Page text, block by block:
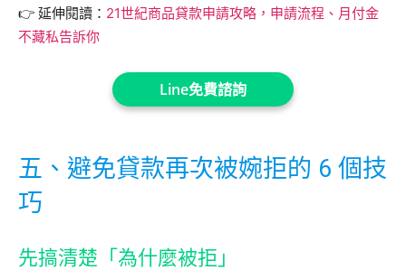
👉 延伸閱讀： 21世紀商品貸款申請攻略，申請流程、月付金
不藏私告訴你
Line免費諮詢
五、避免貸款再次被婉拒的 6 個技
巧
先搞清楚「為什麼被拒」